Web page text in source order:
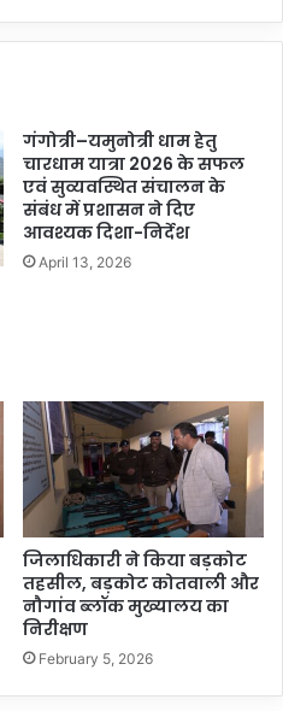
गंगोत्री–यमुनोत्री धाम हेतु
चारधाम यात्रा 2026 के सफल
एवं सुव्यवस्थित संचालन के
संबंध में प्रशासन ने दिए
आवश्यक दिशा-निर्देश
April 13, 2026
जिलाधिकारी ने किया बड़कोट
तहसील, बड़कोट कोतवाली और
नौगांव ब्लॉक मुख्यालय का
निरीक्षण
February 5, 2026